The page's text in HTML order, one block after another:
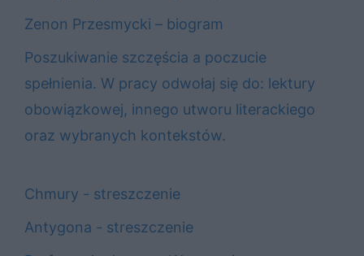
Zenon Przesmycki – biogram
Poszukiwanie szczęścia a poczucie
spełnienia. W pracy odwołaj się do: lektury
obowiązkowej, innego utworu literackiego
oraz wybranych kontekstów.
Chmury - streszczenie
Antygona - streszczenie